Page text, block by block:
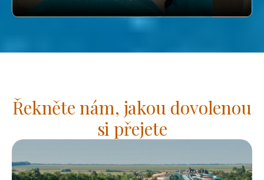
Řekněte nám, jakou dovolenou
si přejete